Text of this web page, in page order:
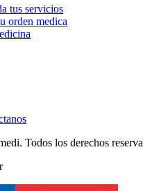
tus servicios
orden medica
Todos los derechos